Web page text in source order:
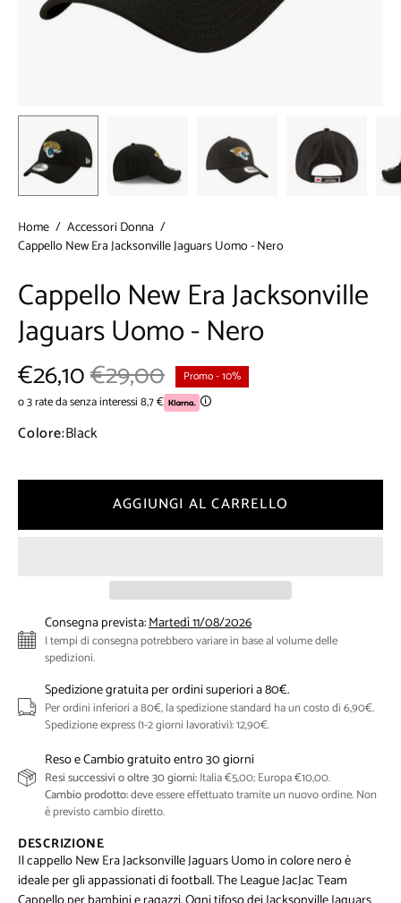
Home / Accessori Donna /
Cappello New Era Jacksonville Jaguars Uomo - Nero
Cappello New Era Jacksonville
Jaguars Uomo - Nero
€26,10€29,00 Promo-10%
o 3 rate da senza interessi 8,7 € 🛈
Colore:Black
AGGIUNGI AL CARRELLO
Consegna prevista:Martedì 11/08/2026
I tempi di consegna potrebbero variare in base al volume delle
spedizioni.
Spedizione gratuita per ordini superiori a 80€.
Per ordini inferiori a 80€, la spedizione standard ha un costo di 6,90€.
Spedizione express (1-2 giorni lavorativi): 12,90€.
Reso e Cambio gratuito entro 30 giorni
Resi successivi o oltre 30 giorni:Italia €5,00; Europa €10,00.
Cambio prodotto:deve essere effettuato tramite un nuovo ordine. Non
è previsto cambio diretto.
DESCRIZIONE
Il cappello New Era Jacksonville Jaguars Uomo in colore nero è
ideale per gli appassionati di football. The League JacJac Team